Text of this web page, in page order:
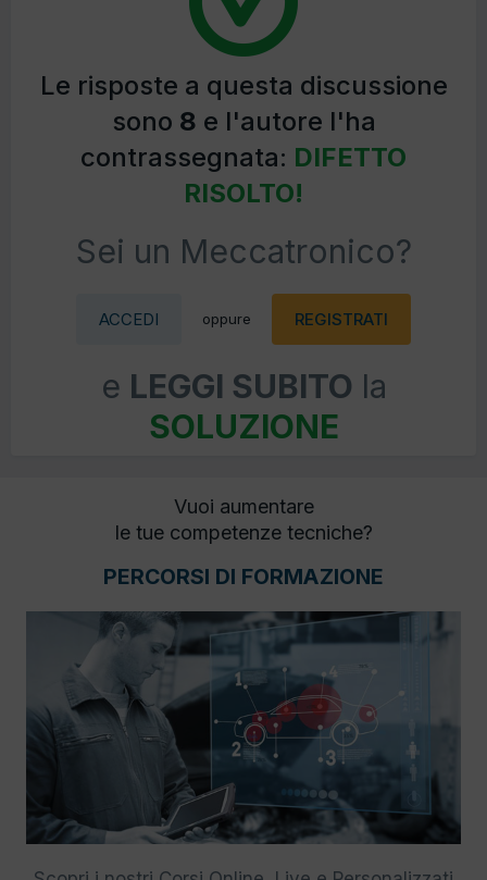
Le risposte a questa discussione
sono 8 e l'autore l'ha
contrassegnata: DIFETTO
RISOLTO!
Sei un Meccatronico?
ACCEDI oppure REGISTRATI
e LEGGI SUBITO la
SOLUZIONE
Vuoi aumentare
le tue competenze tecniche?
PERCORSI DI FORMAZIONE